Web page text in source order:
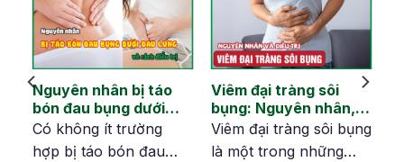
Nguyên nhân bị táo
bón đau bụng dưới
đau lưng và cách
khắc phục
Có không ít trường
hợp bị táo bón đau
Viêm đại tràng sôi
bụng: Nguyên nhân,
dấu hiệu và cải thiện
Viêm đại tràng sôi bụng
là một trong những